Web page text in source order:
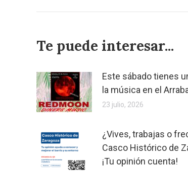
Te puede interesar...
Este sábado tienes
la música en el
23 julio, 2026
¿Vives, trabajas o
Casco Histórico de
¡Tu opinión cuenta!